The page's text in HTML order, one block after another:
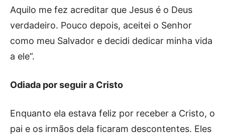
Aquilo me fez acreditar que Jesus é o Deus
verdadeiro. Pouco depois, aceitei o Senhor
como meu Salvador e decidi dedicar minha vida
a ele”.
Odiada por seguir a Cristo
Enquanto ela estava feliz por receber a Cristo, o
pai e os irmãos dela ficaram descontentes. Eles